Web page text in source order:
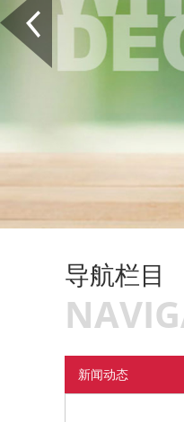
导航栏目
新闻动态